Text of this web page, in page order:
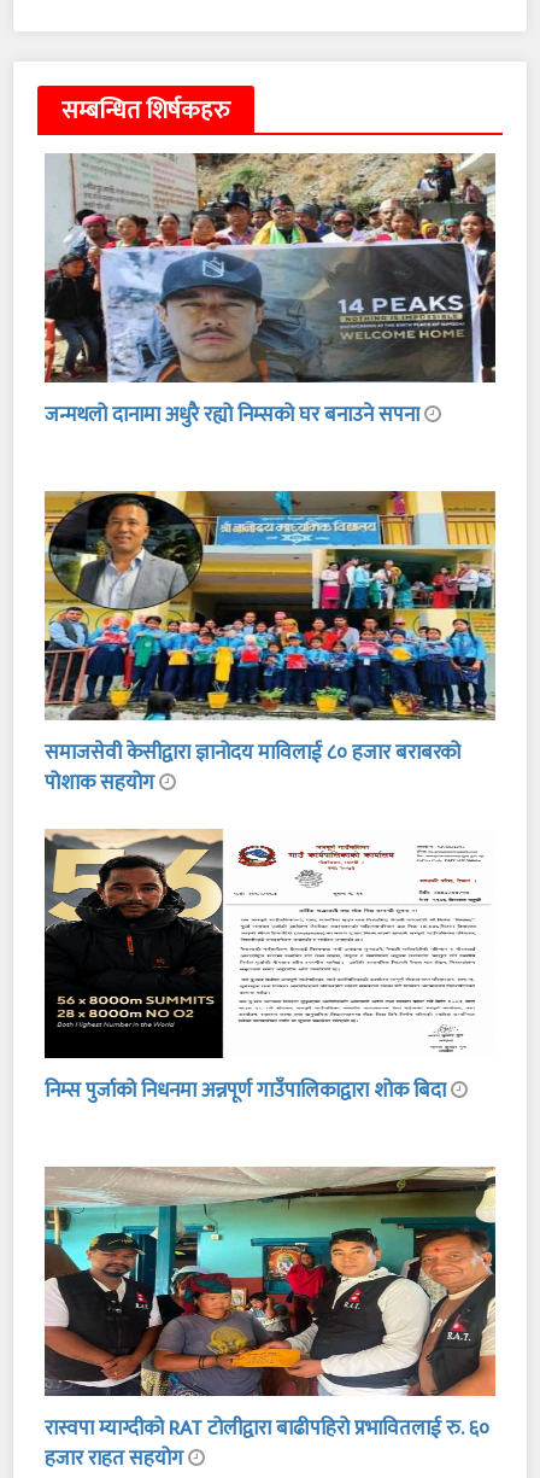
सम्बन्धित शिर्षकहरु
जन्मथलो दानामा अधुरै रह्यो निम्सको घर बनाउने सपना
समाजसेवी केसीद्वारा ज्ञानोदय माविलाई ८० हजार बराबरको
पोशाक सहयोग
निम्स पुर्जाको निधनमा अन्नपूर्ण गाउँपालिकाद्वारा शोक बिदा
रास्वपा म्याग्दीको RAT टोलीद्वारा बाढीपहिरो प्रभावितलाई रु. ६०
हजार राहत सहयोग